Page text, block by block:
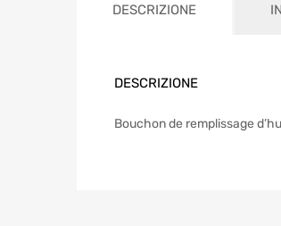
DESCRIZIONE
DESCRIZIONE
Bouchon de remplissage